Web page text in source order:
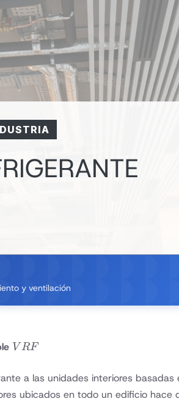
y ventilación
VRF
V RF
a las unidades interiores
ubicados en todo un edificio hace